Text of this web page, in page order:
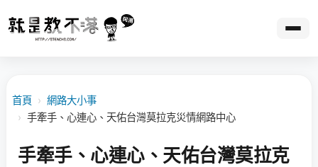
首頁 › 網路大小事
› 手牽手、心連心、天佑台灣莫拉克災情網路中心
手牽手、心連心、天佑台灣莫拉克